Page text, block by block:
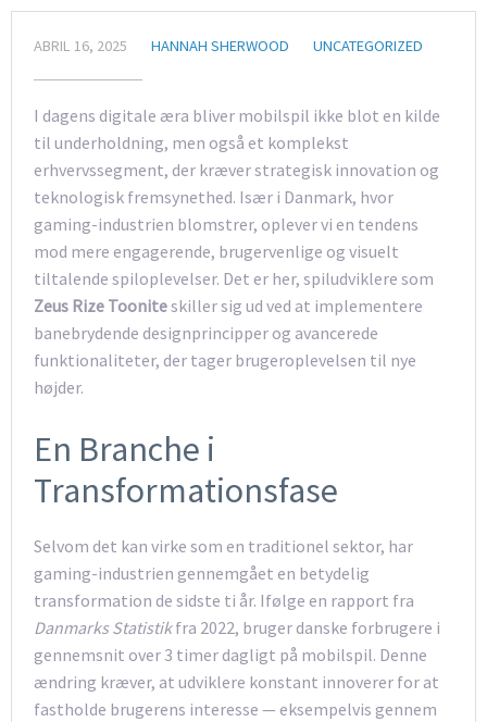
ABRIL 16, 2025 HANNAH SHERWOOD UNCATEGORIZED
I dagens digitale æra bliver mobilspil ikke blot en kilde
til underholdning, men også et komplekst
erhvervssegment, der kræver strategisk innovation og
teknologisk fremsynethed. Især i Danmark, hvor
gaming-industrien blomstrer, oplever vi en tendens
mod mere engagerende, brugervenlige og visuelt
tiltalende spiloplevelser. Det er her, spiludviklere som
Zeus Rize Tooniteskiller sig ud ved at implementere
banebrydende designprincipper og avancerede
funktionaliteter, der tager brugeroplevelsen til nye
højder.
En Branche i
Transformationsfase
Selvom det kan virke som en traditionel sektor, har
gaming-industrien gennemgået en betydelig
transformation de sidste ti år. Ifølge en rapport fra
Danmarks Statistikfra 2022, bruger danske forbrugere i
gennemsnit over 3 timer dagligt på mobilspil. Denne
ændring kræver, at udviklere konstant innoverer for at
fastholde brugerens interesse — eksempelvis gennem